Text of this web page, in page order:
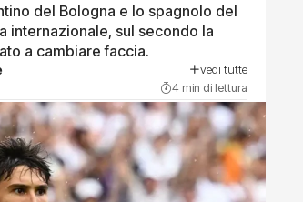
del Bologna e lo spagnolo del
internazionale, sul secondo la
a cambiare faccia.
vedi tutte
4 min di lettura